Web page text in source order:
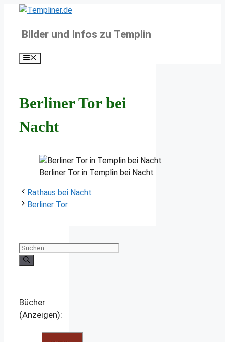
springenBilder und Infos zu Templin
Menü
Berliner Tor bei
Nacht
Berliner Tor in Templin bei Nacht
Rathaus bei Nacht
Berliner Tor
Suchen
nach:
Bücher
(Anzeigen):